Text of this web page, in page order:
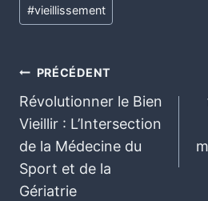
#vieillissement
PRÉCÉDENT
Révolutionner le Bien
Vieillir : L’Intersection
de la Médecine du
Sport et de la
Gériatrie